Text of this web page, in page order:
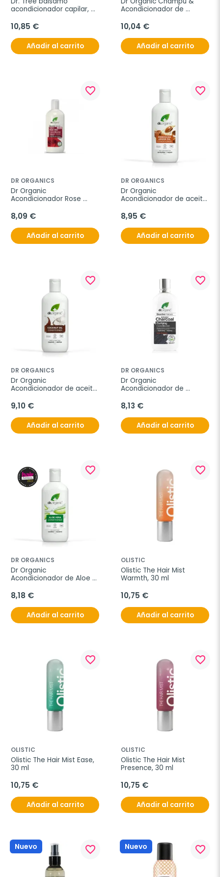
acondicionador capilar,
10,85 €
Añadir al carrito
Acondicionador de
10,04 €
Añadir al carrito
favorite_border
DR ORGANICS
Dr Organic
Acondicionador Rose
8,09 €
Añadir al carrito
favorite_border
DR ORGANICS
Dr Organic
Acondicionador de aceite
8,95 €
Añadir al carrito
favorite_border
DR ORGANICS
Dr Organic
Acondicionador de aceite
9,10 €
Añadir al carrito
favorite_border
DR ORGANICS
Dr Organic
Acondicionador de
8,13 €
Añadir al carrito
favorite_border
DR ORGANICS
Dr Organic
Acondicionador de Aloe
8,18 €
Añadir al carrito
favorite_border
OLISTIC
Olistic The Hair Mist
Warmth, 30 ml
10,75 €
Añadir al carrito
favorite_border
OLISTIC
Olistic The Hair Mist Ease,
30 ml
10,75 €
Añadir al carrito
favorite_border
OLISTIC
Olistic The Hair Mist
Presence, 30 ml
10,75 €
Añadir al carrito
Nuevo favorite_border Nuevo favorite_border